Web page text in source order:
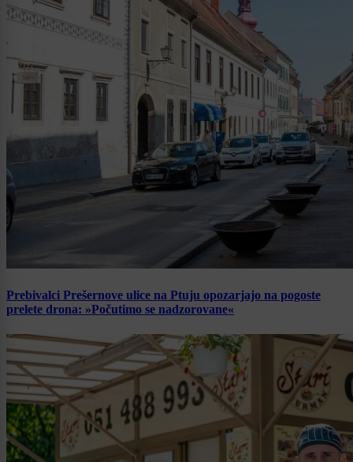
Prebivalci Prešernove ulice na Ptuju opozarjajo na pogoste
prelete drona: »Počutimo se nadzorovane«